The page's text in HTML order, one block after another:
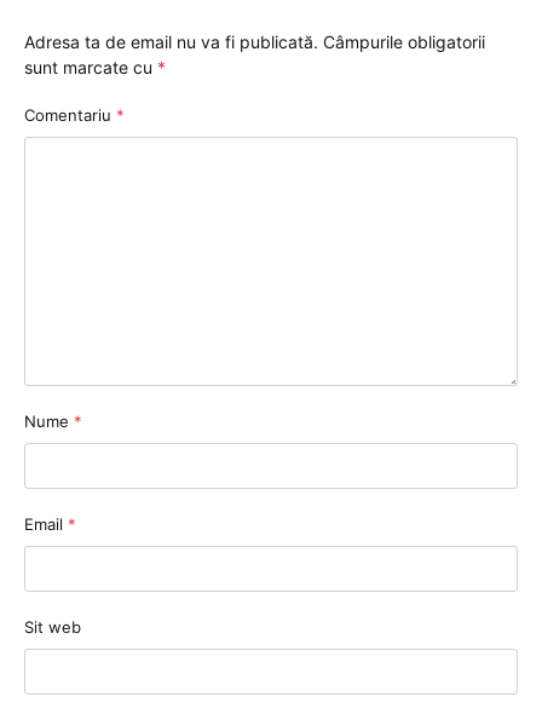
Adresa ta de email nu va fi publicată. Câmpurile obligatorii
sunt marcate cu *
Comentariu *
Nume *
Email *
Sit web